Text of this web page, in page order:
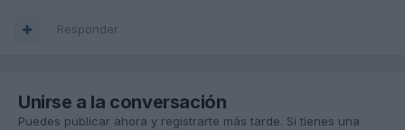
Responder
Unirse a la conversación
Puedes publicar ahora y registrarte más tarde. Si tienes una